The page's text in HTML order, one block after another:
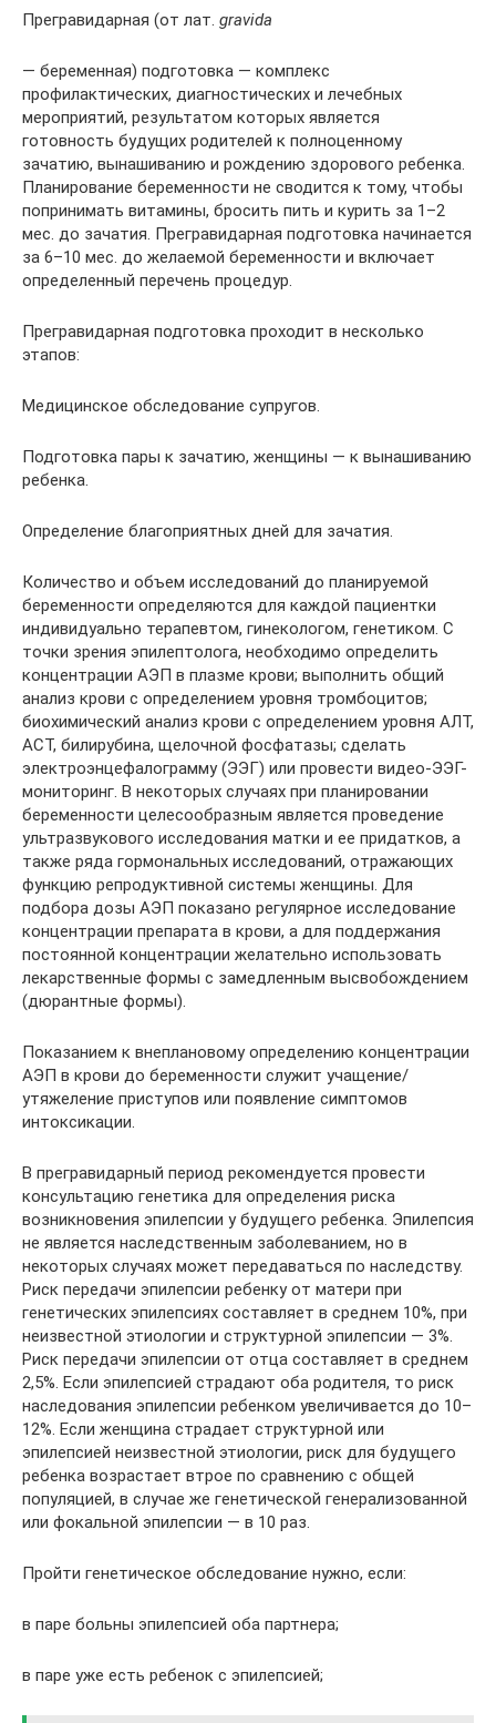
Прегравидарная (от лат. gravida
— беременная) подготовка — комплекс
профилактических, диагностических и лечебных
мероприятий, результатом которых является
готовность будущих родителей к полноценному
зачатию, вынашиванию и рождению здорового ребенка.
Планирование беременности не сводится к тому, чтобы
попринимать витамины, бросить пить и курить за 1–2
мес. до зачатия. Прегравидарная подготовка начинается
за 6–10 мес. до желаемой беременности и включает
определенный перечень процедур.
Прегравидарная подготовка проходит в несколько
этапов:
Медицинское обследование супругов.
Подготовка пары к зачатию, женщины — к вынашиванию
ребенка.
Определение благоприятных дней для зачатия.
Количество и объем исследований до планируемой
беременности определяются для каждой пациентки
индивидуально терапевтом, гинекологом, генетиком. С
точки зрения эпилептолога, необходимо определить
концентрации АЭП в плазме крови; выполнить общий
анализ крови с определением уровня тромбоцитов;
биохимический анализ крови с определением уровня АЛТ,
АСТ, билирубина, щелочной фосфатазы; сделать
электроэнцефалограмму (ЭЭГ) или провести видео-ЭЭГ-
мониторинг. В некоторых случаях при планировании
беременности целесообразным является проведение
ультразвукового исследования матки и ее придатков, а
также ряда гормональных исследований, отражающих
функцию репродуктивной системы женщины. Для
подбора дозы АЭП показано регулярное исследование
концентрации препарата в крови, а для поддержания
постоянной концентрации желательно использовать
лекарственные формы с замедленным высвобождением
(дюрантные формы).
Показанием к внеплановому определению концентрации
АЭП в крови до беременности служит учащение/
утяжеление приступов или появление симптомов
интоксикации.
В прегравидарный период рекомендуется провести
консультацию генетика для определения риска
возникновения эпилепсии у будущего ребенка. Эпилепсия
не является наследственным заболеванием, но в
некоторых случаях может передаваться по наследству.
Риск передачи эпилепсии ребенку от матери при
генетических эпилепсиях составляет в среднем 10%, при
неизвестной этиологии и структурной эпилепсии — 3%.
Риск передачи эпилепсии от отца составляет в среднем
2,5%. Если эпилепсией страдают оба родителя, то риск
наследования эпилепсии ребенком увеличивается до 10–
12%. Если женщина страдает структурной или
эпилепсией неизвестной этиологии, риск для будущего
ребенка возрастает втрое по сравнению с общей
популяцией, в случае же генетической генерализованной
или фокальной эпилепсии — в 10 раз.
Пройти генетическое обследование нужно, если:
в паре больны эпилепсией оба партнера;
в паре уже есть ребенок с эпилепсией;